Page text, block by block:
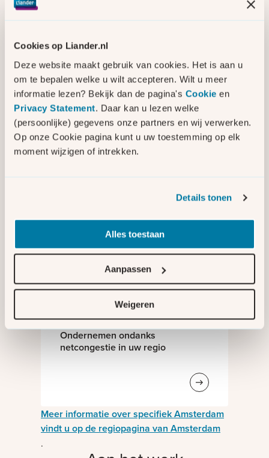
Cookies op Liander.nl
Deze website maakt gebruik van cookies. Het is aan u
om te bepalen welke u wilt accepteren. Wilt u meer
informatie lezen? Bekijk dan de pagina's Cookie en
Privacy Statement. Daar kan u lezen welke
(persoonlijke) gegevens onze partners en wij verwerken.
Op onze Cookie pagina kunt u uw toestemming op elk
moment wijzigen of intrekken.
Details tonen
Alles toestaan
Aanpassen
Weigeren
Regio
Liander investeert in Noord-
Holland
RES in Noord-Holland
Capaciteit op het net
Ondernemen ondanks
netcongestie in uw regio
Meer informatie over specifiek Amsterdam
vindt u op de regiopagina van Amsterdam
.